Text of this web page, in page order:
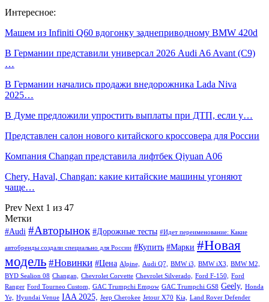
Интересное:
Машем из Infiniti Q60 вдогонку заднеприводному BMW 420d
В Германии представили универсал 2026 Audi A6 Avant (C9)
…
В Германии начались продажи внедорожника Lada Niva
2025…
В Думе предложили упростить выплаты при ДТП, если у…
Представлен салон нового китайского кроссовера для России
Компания Changan представила лифтбек Qiyuan A06
Chery, Haval, Changan: какие китайские машины угоняют
чаще…
Prev Next 1 из 47
Метки
#Audi #Авторынок #Дорожные тесты #Идет переименование: Какие
автобренды создали специально для России #Купить #Марки #Новая
модель #Новинки #Цена Alpine, Audi Q7, BMW i3, BMW iX3,
BMW M2,
BYD Sealion 08 Changan, Chevrolet Corvette Chevrolet Silverado, Ford F-150,
Ford
Ranger Ford Tourneo Custom, GAC Trumpchi Empow GAC Trumpchi GS8 Geely,
Honda
Ye,
Hyundai Venue IAA 2025, Jeep Cherokee Jetour X70 Kia, Land Rover Defender